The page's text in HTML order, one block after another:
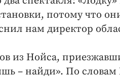
потому что
нам директор
из Нойса,
– найди». По